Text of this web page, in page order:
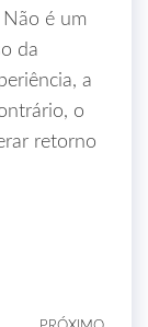
Não é um
da
a
o
retorno